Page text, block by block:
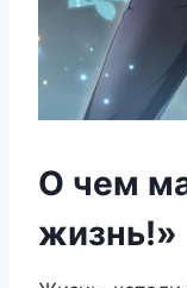
О чем
жизнь!»